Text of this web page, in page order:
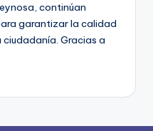
continúan
garantizar la calidad
Gracias a